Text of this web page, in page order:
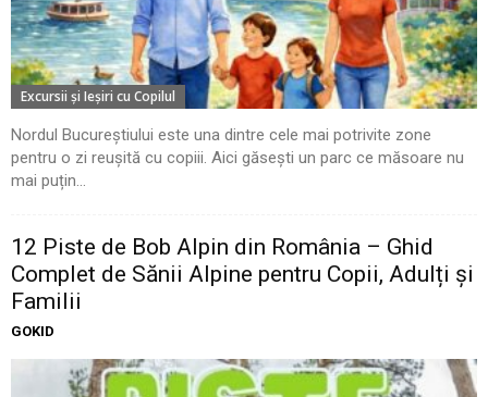
Excursii şi Ieşiri cu Copilul
Nordul Bucureștiului este una dintre cele mai potrivite zone
pentru o zi reușită cu copiii. Aici găsești un parc ce măsoare nu
mai puțin...
12 Piste de Bob Alpin din România – Ghid
Complet de Sănii Alpine pentru Copii, Adulți și
Familii
GOKID